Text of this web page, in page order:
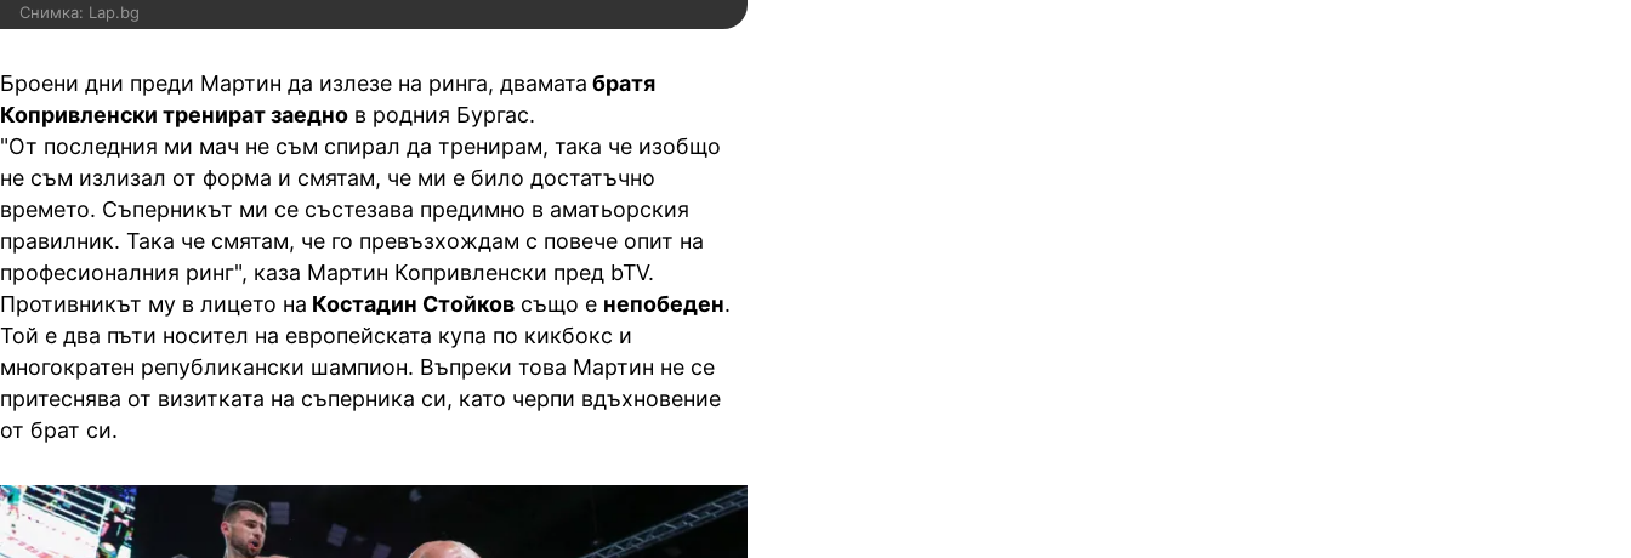
Снимка: Lap.bg
Броени дни преди Мартин да излезе на ринга, двамата братя
Копривленски тренират заедно в родния Бургас.
"От последния ми мач не съм спирал да тренирам, така че изобщо
не съм излизал от форма и смятам, че ми е било достатъчно
времето. Съперникът ми се състезава предимно в аматьорския
правилник. Така че смятам, че го превъзхождам с повече опит на
професионалния ринг", каза Мартин Копривленски пред bTV.
Противникът му в лицето на Костадин Стойков също е непобеден.
Той е два пъти носител на европейската купа по кикбокс и
многократен републикански шампион. Въпреки това Мартин не се
притеснява от визитката на съперника си, като черпи вдъхновение
от брат си.